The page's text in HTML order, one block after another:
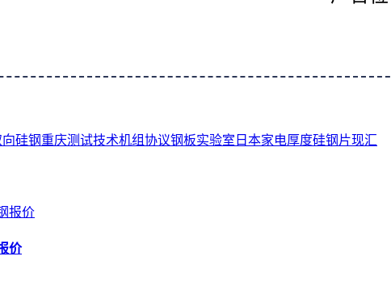
硅钢重庆测试技术机组协议钢板实验室 日本家电厚度硅钢片现汇
价